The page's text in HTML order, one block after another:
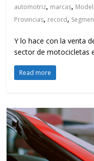
automotriz, marcas,
Provincias, record,
Y lo hace con la venta
sector de motocicletas
Read more